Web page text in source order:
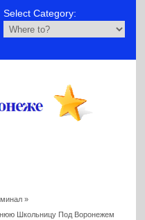
Select Category:
»
Школьницу Под Воронежем